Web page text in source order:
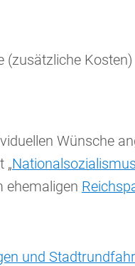
(zusätzliche Kosten)
Wünsche
„
ehemaligen
und